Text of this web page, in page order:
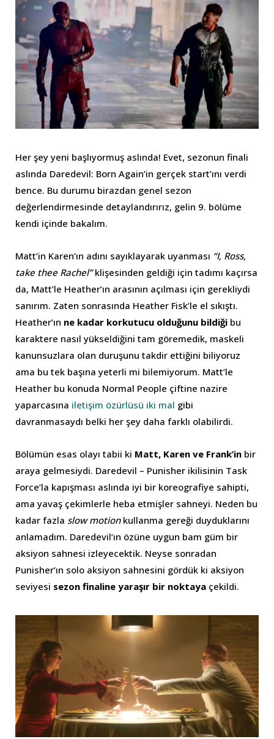
Her şey yeni başlıyormuş aslında! Evet, sezonun finali
aslında Daredevil: Born Again’in gerçek start’ını verdi
bence. Bu durumu birazdan genel sezon
değerlendirmesinde detaylandırırız, gelin 9. bölüme
kendi içinde bakalım.
Matt’in Karen’ın adını sayıklayarak uyanması “I, Ross,
take thee Rachel”klişesinden geldiği için tadımı kaçırsa
da, Matt’le Heather’ın arasının açılması için gerekliydi
sanırım. Zaten sonrasında Heather Fisk’le el sıkıştı.
Heather’ın ne kadar korkutucu olduğunu bildiği bu
karaktere nasıl yükseldiğini tam göremedik, maskeli
kanunsuzlara olan duruşunu takdir ettiğini biliyoruz
ama bu tek başına yeterli mi bilemiyorum. Matt’le
Heather bu konuda Normal People çiftine nazire
yaparcasına iletişim özürlüsü iki mal gibi
davranmasaydı belki her şey daha farklı olabilirdi.
Bölümün esas olayı tabii ki Matt, Karen ve Frank’in bir
araya gelmesiydi. Daredevil – Punisher ikilisinin Task
Force’la kapışması aslında iyi bir koreografiye sahipti,
ama yavaş çekimlerle heba etmişler sahneyi. Neden bu
kadar fazla slow motionkullanma gereği duyduklarını
anlamadım. Daredevil’ın özüne uygun bam güm bir
aksiyon sahnesi izleyecektik. Neyse sonradan
Punisher’ın solo aksiyon sahnesini gördük ki aksiyon
seviyesi sezon finaline yaraşır bir noktaya çekildi.